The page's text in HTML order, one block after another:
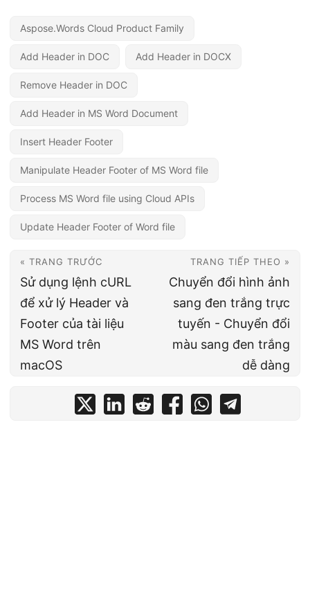
Aspose.Words Cloud Product Family
Add Header in DOC Add Header in DOCX
Remove Header in DOC
Add Header in MS Word Document
Insert Header Footer
Manipulate Header Footer of MS Word file
Process MS Word file using Cloud APIs
Update Header Footer of Word file
« TRANG TRƯỚC
Sử dụng lệnh cURL
để xử lý Header và
Footer của tài liệu
MS Word trên
macOS
TRANG TIẾP THEO »
Chuyển đổi hình ảnh
sang đen trắng trực
tuyến - Chuyển đổi
màu sang đen trắng
dễ dàng